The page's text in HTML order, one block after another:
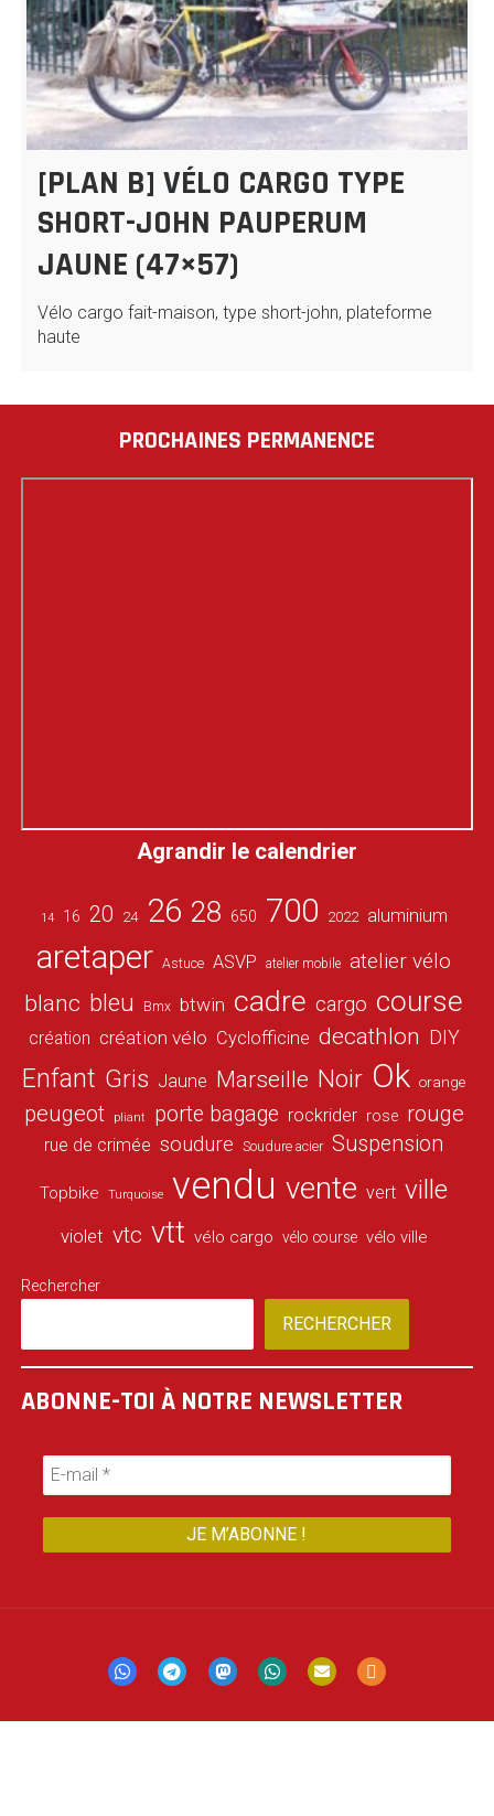
[PLAN B] VÉLO CARGO TYPE
SHORT-JOHN PAUPERUM
JAUNE (47×57)
Vélo cargo fait-maison, type short-john, plateforme
haute
PROCHAINES PERMANENCE
Agrandir le calendrier
14 16 20 24 26 28 650 700 2022 aluminium
aretaper Astuce ASVP atelier mobile atelier vélo
blanc bleu Bmx btwin cadre cargo course
création création vélo Cyclofficine decathlon DIY
Enfant Gris Jaune Marseille Noir Ok orange
peugeot pliant porte bagage rockrider rose rouge
rue de crimée soudure Soudure acier Suspension
Topbike Turquoise vendu vente vert ville
violet vtc vtt vélo cargo vélo course vélo ville
Rechercher
RECHERCHER
ABONNE-TOI À NOTRE NEWSLETTER